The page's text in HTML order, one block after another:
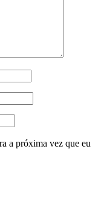
a próxima vez que eu